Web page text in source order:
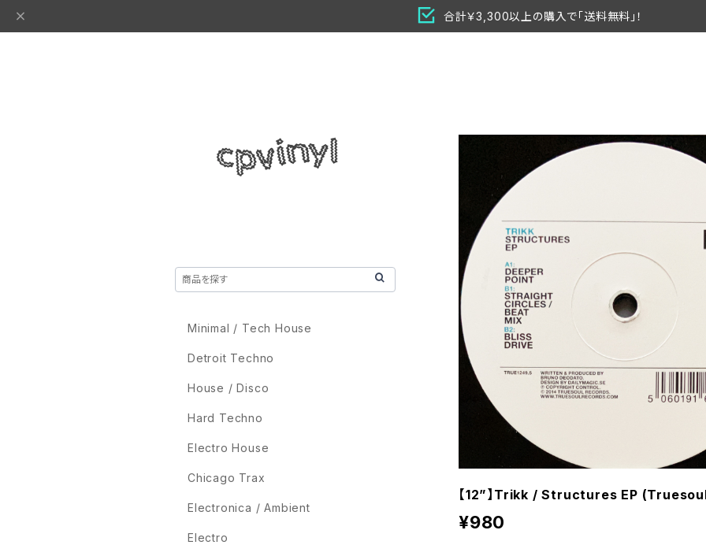
合計￥3,300以上の購入で「送料無料」！
【12”】Trikk / Structures EP
¥980
Minimal / Tech House
Detroit Techno
House / Disco
Hard Techno
Electro House
Chicago Trax
Electronica / Ambient
Electro